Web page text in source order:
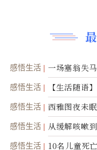
感悟生活 一场塞翁失
感悟生活
【生活随语
撼
感悟生活 西雅图夜未
感悟生活
从缓解咳嗽
康产业前沿
感悟生活 10名儿童死